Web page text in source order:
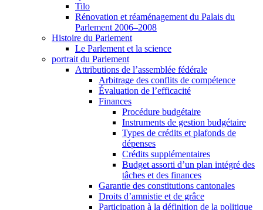
Tilo
Rénovation et réaménagement du Palais du
Parlement 2006–2008
Histoire du Parlement
Le Parlement et la science
portrait du Parlement
Attributions de l’assemblée fédérale
Arbitrage des conflits de compétence
Évaluation de l’efficacité
Finances
Procédure budgétaire
Instruments de gestion budgétaire
Types de crédits et plafonds de
dépenses
Crédits supplémentaires
Budget assorti d’un plan intégré des
tâches et des finances
Garantie des constitutions cantonales
Droits d’amnistie et de grâce
Participation à la définition de la politique